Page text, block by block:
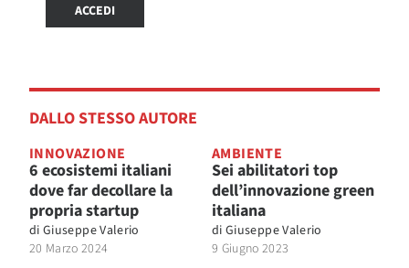
ACCEDI
DALLO STESSO AUTORE
INNOVAZIONE
6 ecosistemi italiani
dove far decollare la
propria startup
di Giuseppe Valerio
20 Marzo 2024
AMBIENTE
Sei abilitatori top
dell’innovazione green
italiana
di Giuseppe Valerio
9 Giugno 2023